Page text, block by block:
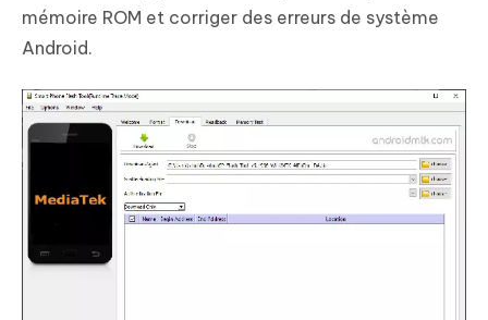
mémoire ROM et corriger des erreurs de système
Android.